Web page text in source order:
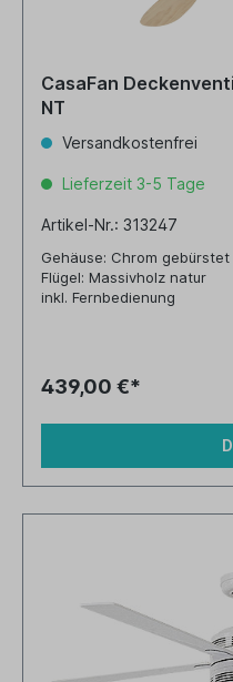
CasaFan
NT
Versandkostenfrei
Lieferzeit 3-5 Tage
Artikel-Nr.: 313247
Gehäuse: Chrom gebürstet
Flügel: Massivholz natur
inkl. Fernbedienung
439,00 €*